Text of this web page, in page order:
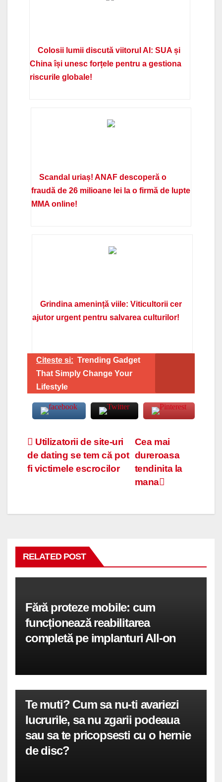
Colosii lumii discută viitorul AI: SUA și
China își unesc forțele pentru a gestiona
riscurile globale!
Scandal uriaș! ANAF descoperă o
fraudă de 26 milioane lei la o firmă de lupte
MMA online!
Grindina amenință viile: Viticultorii cer
ajutor urgent pentru salvarea culturilor!
Citeste si: Trending Gadget
That Simply Change Your
Lifestyle
Navigare
în
Cea mai
dureroasa
tendinita la
mana
Utilizatorii de site-uri
de dating se tem că pot
fi victimele escrocilor
RELATED POST
Fără proteze mobile: cum
funcționează reabilitarea
completă pe implanturi All-on
Te muti? Cum sa nu-ti avariezi
lucrurile, sa nu zgarii podeaua
sau sa te pricopsesti cu o hernie
de disc?